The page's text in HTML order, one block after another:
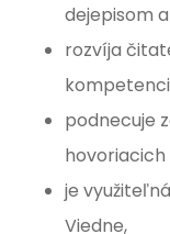
dejepisom
rozvíja
podnecuje
hovoriacich
je
Viedne,